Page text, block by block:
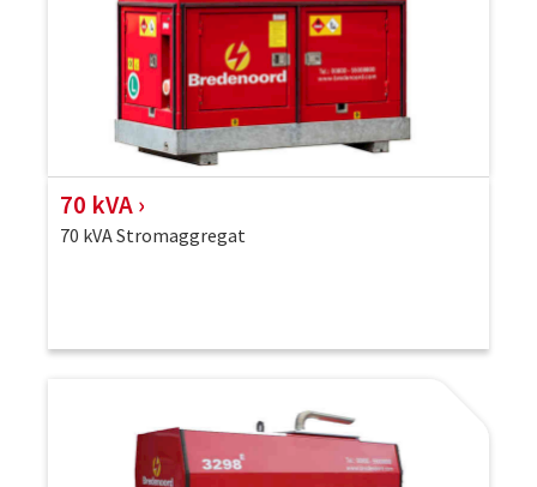
70 kVA
70 kVA Stromaggregat